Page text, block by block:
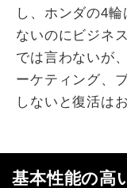
し、ホンダの4
ないのにビジネ
では言わないが
ーケティング、
しないと復活は
基本性能の高